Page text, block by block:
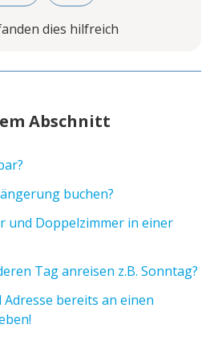
dies hilfreich
Abschnitt
buchen?
und Doppelzimmer in einer
Tag anreisen z.B. Sonntag?
bereits an einen